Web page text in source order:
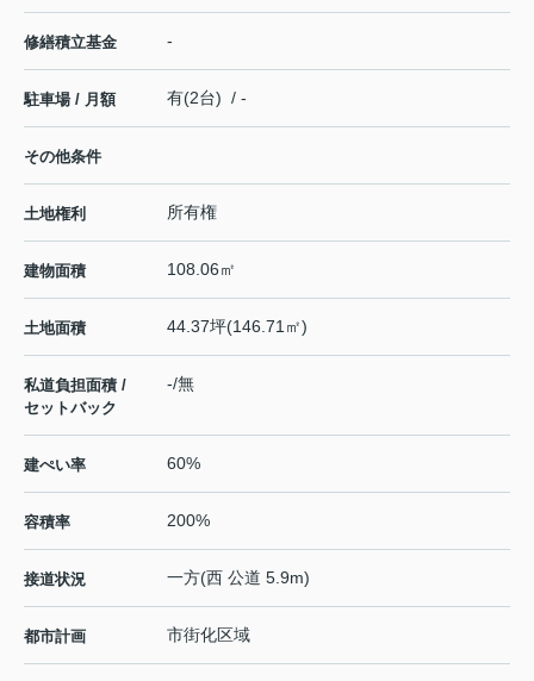
修繕積立基金 -
駐車場 / 月額 有(2台) / -
その他条件
土地権利 所有権
建物面積 108.06㎡
土地面積 44.37坪(146.71㎡)
私道負担面積 /
セットバック
-/無
建ぺい率 60%
容積率 200%
接道状況 一方(西 公道 5.9m)
都市計画 市街化区域